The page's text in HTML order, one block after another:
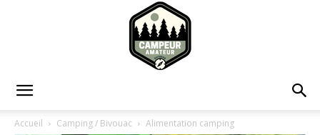
Accueil Camping / Bivouac Alimentation camping